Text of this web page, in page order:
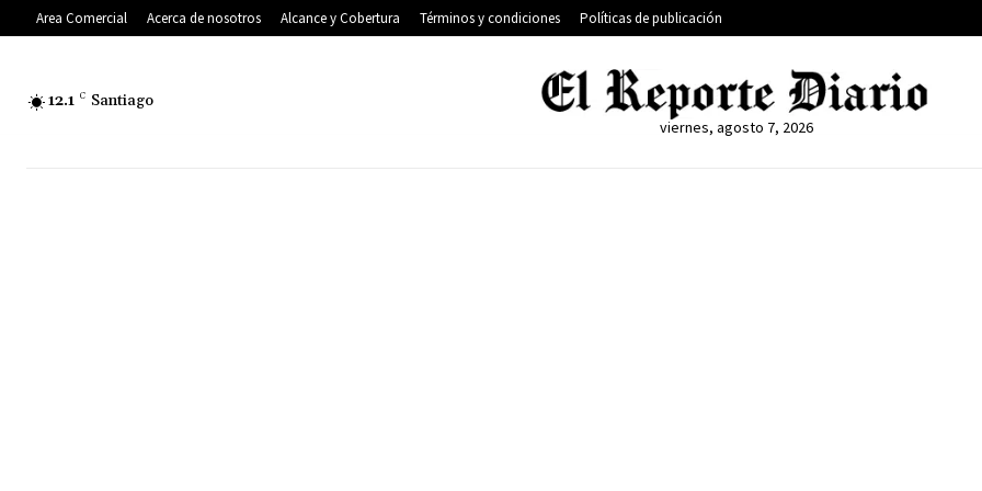
Area Comercial Acerca de nosotros Alcance y Cobertura Términos y condiciones Políticas de publicación
12.1 C Santiago
viernes, agosto 7, 2026